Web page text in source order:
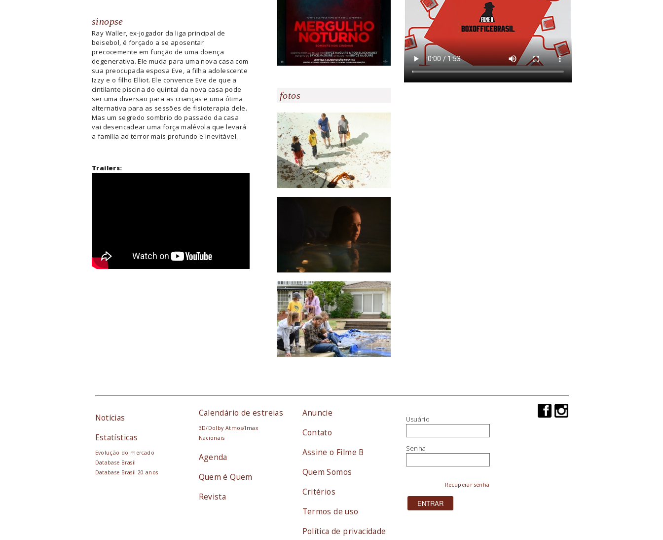
sinopse
Ray Waller, ex-jogador da liga principal de
beisebol, é forçado a se aposentar
precocemente em função de uma doença
degenerativa. Ele muda para uma nova casa com
sua preocupada esposa Eve, a filha adolescente
Izzy e o filho Elliot. Ele convence Eve de que a
cintilante piscina do quintal da nova casa pode
ser uma diversão para as crianças e uma ótima
alternativa para as sessões de fisioterapia dele.
Mas um segredo sombrio do passado da casa
vai desencadear uma força malévola que levará
a família ao terror mais profundo e inevitável.
Trailers:
fotos
Notícias
Estatísticas
Evolução do mercado
Database Brasil
Database Brasil 20 anos
Calendário de estreias
3D/Dolby Atmos/Imax
Nacionais
Agenda
Quem é Quem
Revista
Anuncie
Contato
Assine o Filme B
Quem Somos
Critérios
Termos de uso
Política de privacidade
Usuário
Senha
Recuperar senha